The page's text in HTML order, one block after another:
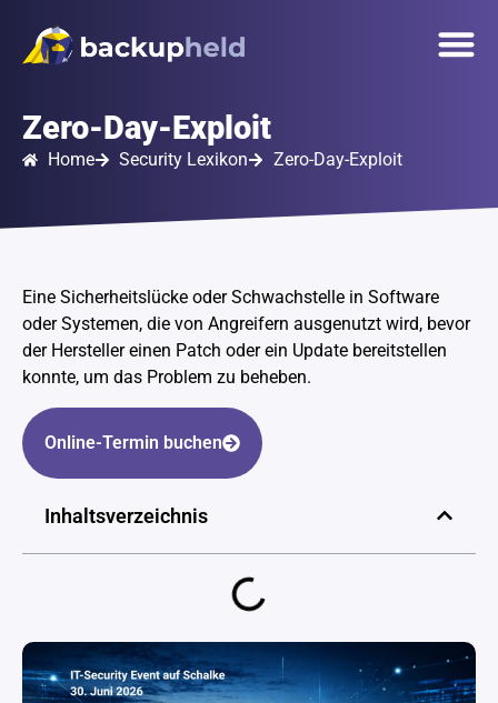
springen
Zero-Day-Exploit
Home Security Lexikon Zero-Day-Exploit
Eine Sicherheitslücke oder Schwachstelle in Software
oder Systemen, die von Angreifern ausgenutzt wird, bevor
der Hersteller einen Patch oder ein Update bereitstellen
konnte, um das Problem zu beheben.
Online-Termin buchen
Inhaltsverzeichnis